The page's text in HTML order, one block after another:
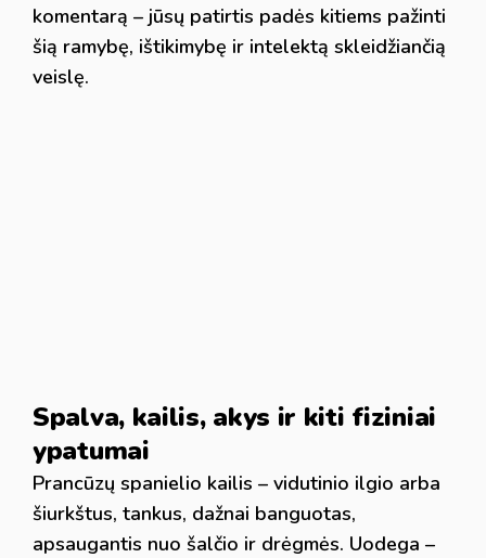
komentarą – jūsų patirtis padės kitiems pažinti
šią ramybę, ištikimybę ir intelektą skleidžiančią
veislę.
Spalva, kailis, akys ir kiti fiziniai
ypatumai
Prancūzų spanielio kailis – vidutinio ilgio arba
šiurkštus, tankus, dažnai banguotas,
apsaugantis nuo šalčio ir drėgmės. Uodega –